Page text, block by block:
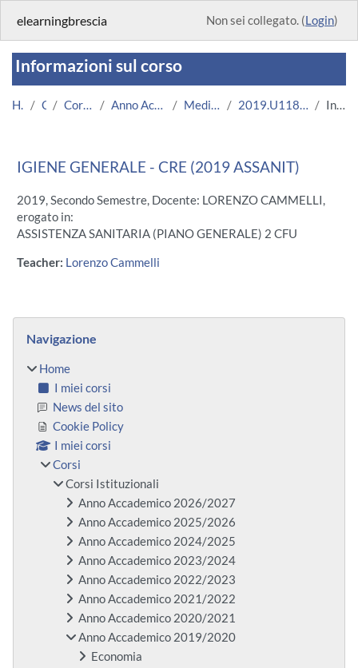
elearningbrescia Non sei collegato. (Login)
Informazioni sul corso
Home Corsi Corsi Istituzionali Anno Accademico 2019/2020 Medicina e Chirurgia 2019.U11839.08691-11.CRE.16975 Introduzione
IGIENE GENERALE - CRE (2019 ASSANIT)
2019, Secondo Semestre, Docente: LORENZO CAMMELLI,
erogato in:
ASSISTENZA SANITARIA (PIANO GENERALE) 2 CFU
Teacher: Lorenzo Cammelli
Blocchi
Navigazione
Home
I miei corsi
News del sito
Cookie Policy
I miei corsi
Corsi
Corsi Istituzionali
Anno Accademico 2026/2027
Anno Accademico 2025/2026
Anno Accademico 2024/2025
Anno Accademico 2023/2024
Anno Accademico 2022/2023
Anno Accademico 2021/2022
Anno Accademico 2020/2021
Anno Accademico 2019/2020
Economia